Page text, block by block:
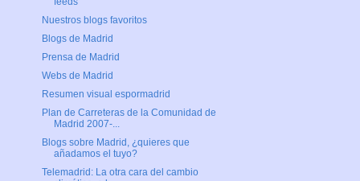
Nuestros blogs favoritos
Blogs de Madrid
Prensa de Madrid
Webs de Madrid
Resumen visual espormadrid
Plan de Carreteras de la Comunidad de
Madrid 2007-...
Blogs sobre Madrid, ¿quieres que
añadamos el tuyo?
Telemadrid: La otra cara del cambio